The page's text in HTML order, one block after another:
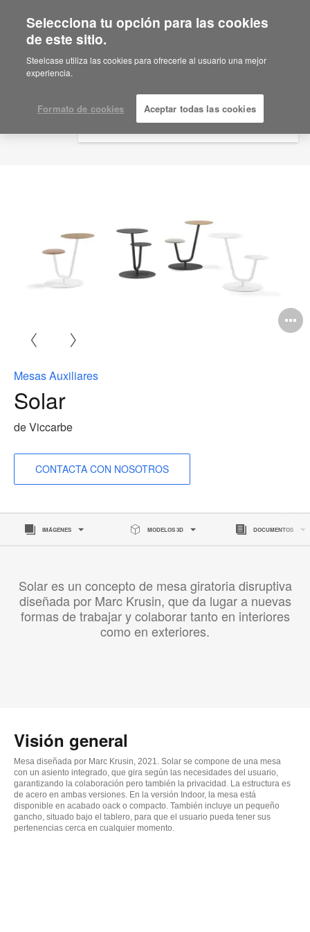
Are you in United States?
Would you like to see Products we sell in
your region?
English
Español
Mesas Auxiliares
Solar
de Viccarbe
CONTACTA CON NOSOTROS
IMÁGENES MODELOS 3D DOCUMENTOS
Solar es un concepto de mesa giratoria disruptiva
diseñada por Marc Krusin, que da lugar a nuevas
formas de trabajar y colaborar tanto en interiores
como en exteriores.
Visión general
Mesa diseñada por Marc Krusin, 2021. Solar se compone de una mesa
con un asiento integrado, que gira según las necesidades del usuario,
garantizando la colaboración pero también la privacidad. La estructura es
de acero en ambas versiones. En la versión Indoor, la mesa está
disponible en acabado oack o compacto. También incluye un pequeño
gancho, situado bajo el tablero, para que el usuario pueda tener sus
pertenencias cerca en cualquier momento.
Selecciona tu opción para las cookies
de este sitio.
Steelcase utiliza las cookies para ofrecerle al usuario una mejor
experiencia.
Formato de cookies Aceptar todas las cookies